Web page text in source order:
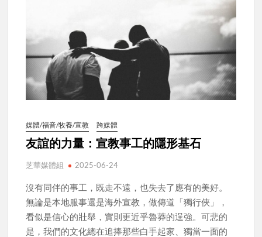
媒體/福音/牧養/宣教 跨媒體
友誼的力量：宣教事工的隱形基石
芝華媒體組 2025-06-24
沒有同伴的事工，既走不遠，也失去了應有的美好。
無論是本地服事還是海外宣教，做傳道「獨行俠」，
看似是信心的壯舉，實則更近乎魯莽的逞強。可悲的
是，我們的文化總在追捧那些白手起家、獨當一面的